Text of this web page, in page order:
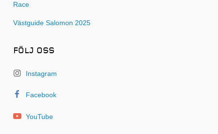
Race
Västguide Salomon 2025
FÖLJ OSS
Instagram
Facebook
YouTube